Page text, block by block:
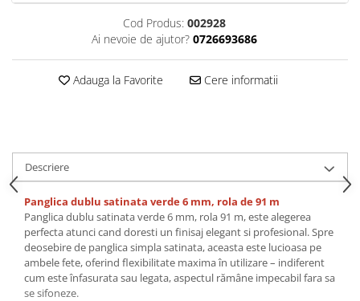
Cod Produs: 002928
Ai nevoie de ajutor? 0726693686
Adauga la Favorite Cere informatii
Descriere
Panglica dublu satinata verde 6 mm, rola de 91 m
Panglica dublu satinata verde 6 mm, rola 91 m, este alegerea
perfecta atunci cand doresti un finisaj elegant si profesional. Spre
deosebire de panglica simpla satinata, aceasta este lucioasa pe
ambele fete, oferind flexibilitate maxima în utilizare – indiferent
cum este înfasurata sau legata, aspectul rămâne impecabil fara sa
se sifoneze.